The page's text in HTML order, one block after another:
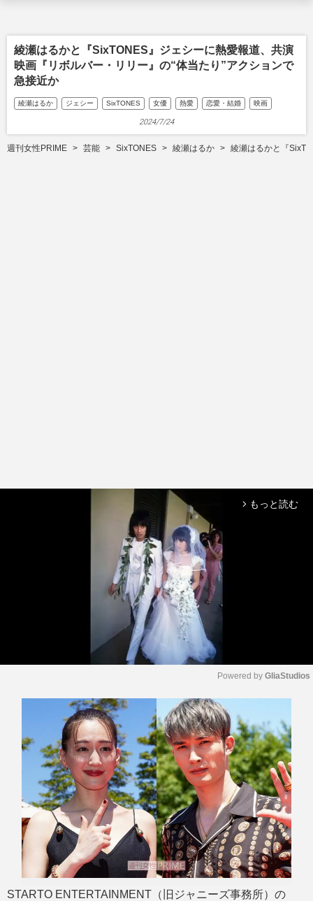
綾瀬はるかと『SixTONES』ジェシーに熱愛報道、共演
映画『リボルバー・リリー』の“体当たり”アクションで
急接近か
綾瀬はるか ジェシー SixTONES 女優 熱愛 恋愛・結婚 映画
2024/7/24
週刊女性PRIME 芸能 SixTONES 綾瀬はるか 綾瀬はるかと『
arrow_forward_ios もっと読む
t
e
Powered by GliaStudios
STARTO ENTERTAINMENT（旧ジャニーズ事務所）の